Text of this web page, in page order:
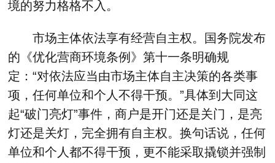
境的努力格格不入。
市场主体依法享有经营自主权。国务院发布
的《优化营商环境条例》第十一条明确规
定：“对依法应当由市场主体自主决策的各类事
项，任何单位和个人不得干预。”具体到大同这
起“破门亮灯”事件，商户是开门还是关门，是亮
灯还是关灯，完全拥有自主权。换句话说，任何
单位和个人都不得干预，更不能采取撬锁并强制